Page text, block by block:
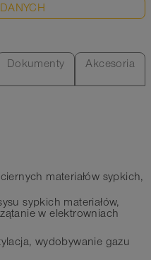
Dokumenty Akcesoria
materiałów sypkich,
sypkich materiałów,
w elektrowniach
wydobywanie gazu